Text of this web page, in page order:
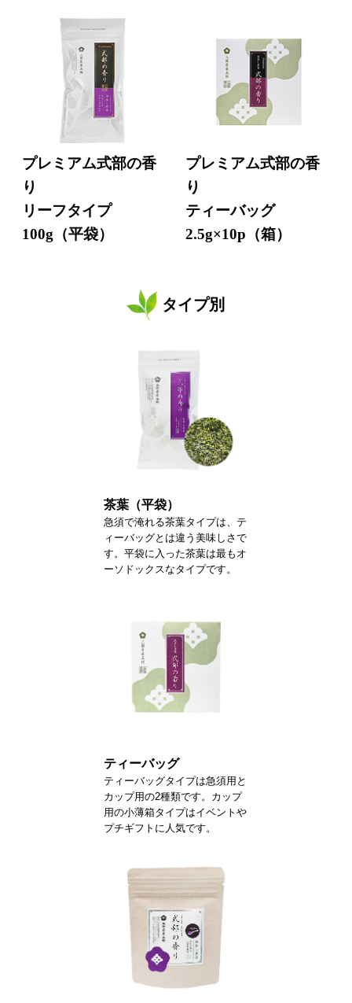
プレミアム式部の香
り
リーフタイプ
100g（平袋）
プレミアム式部の香
り
ティーバッグ
2.5g×10p（箱）
タイプ別
茶葉（平袋）
急須で淹れる茶葉タイプは、テ
ィーバッグとは違う美味しさで
す。平袋に入った茶葉は最もオ
ーソドックスなタイプです。
ティーバッグ
ティーバッグタイプは急須用と
カップ用の2種類です。カップ
用の小薄箱タイプはイベントや
プチギフトに人気です。